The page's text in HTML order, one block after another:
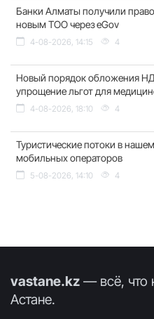
Банки Алматы получили
новым ТОО через eGov
4-08-2026, 14:15 4
Новый порядок обложения
упрощение льгот для
4-08-2026, 18:10 4
Туристические потоки в
мобильных операторов
5-08-2026, 14:10 4
vastane.kz — всё, что
Астане.